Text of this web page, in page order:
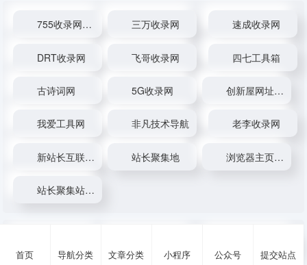
755收录网_分... 三万收录网 速成收录网
DRT收录网 飞哥收录网 四七工具箱
古诗词网 5G收录网 创新屋网址百...
我爱工具网 非凡技术导航 老李收录网
新站长互联网... 站长聚集地 浏览器主页 -...
站长聚集站_技...
首页 导航分类 文章分类 小程序 公众号 提交站点